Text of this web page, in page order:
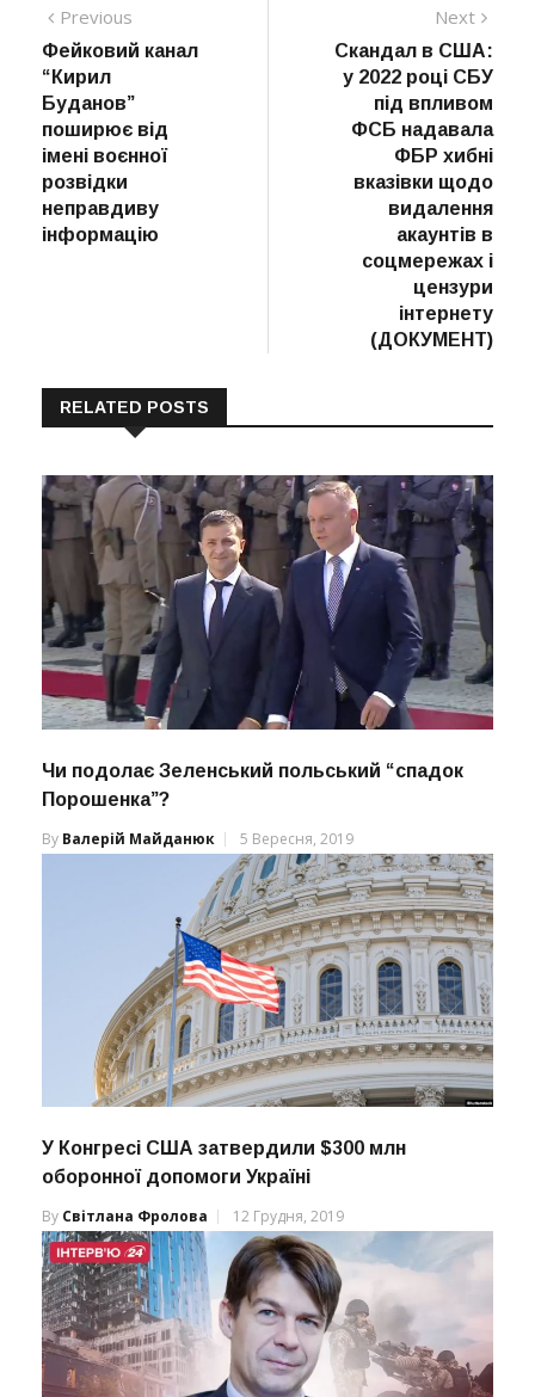
Навігація
записів
Previous
post:
Фейковий канал
“Кирил
Буданов”
поширює від
імені воєнної
розвідки
неправдиву
інформацію
Next
Скандал в США:
у 2022 році СБУ
під впливом
ФСБ надавала
ФБР хибні
вказівки щодо
видалення
акаунтів в
соцмережах і
цензури
інтернету
(ДОКУМЕНТ)
RELATED POSTS
Чи подолає Зеленський польський “спадок
Порошенка”?
By Валерій Майданюк 5 Вересня, 2019
У Конгресі США затвердили $300 млн
оборонної допомоги Україні
By Світлана Фролова 12 Грудня, 2019